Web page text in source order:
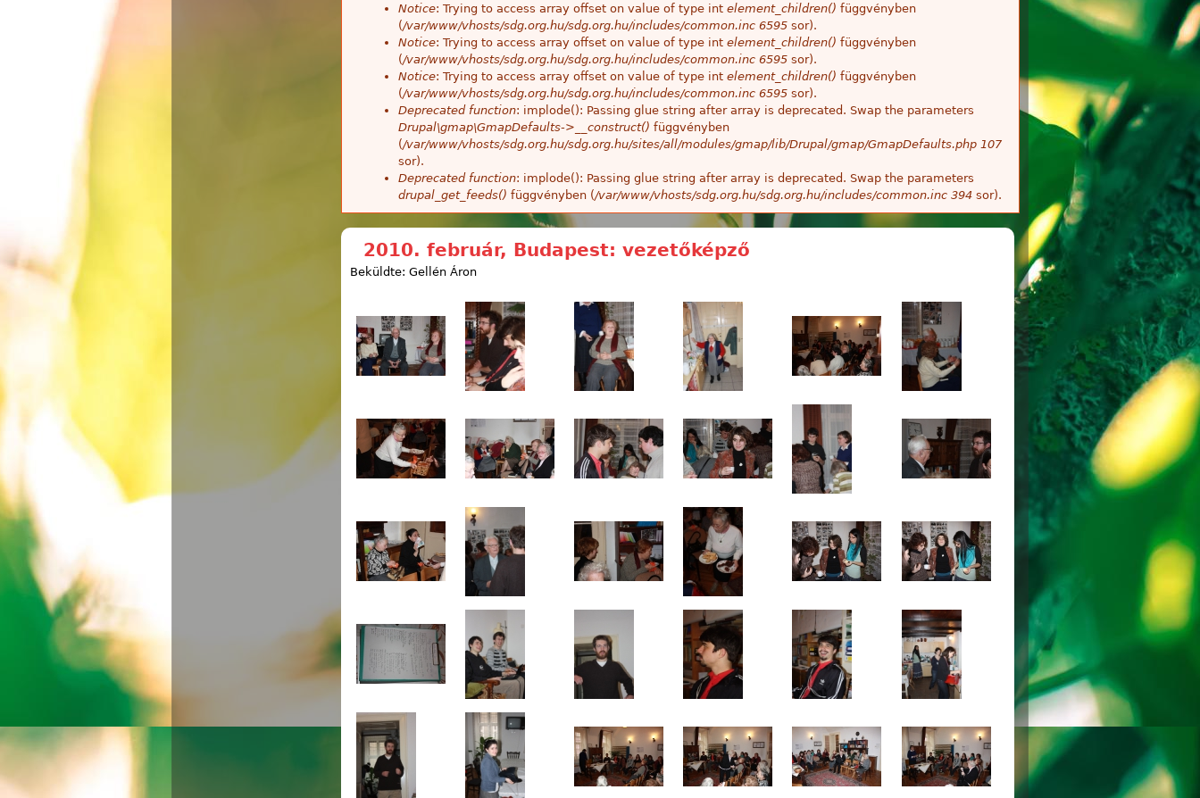
Notice: Trying to access array offset on value of type int element_children() függvényben
(/var/www/vhosts/sdg.org.hu/sdg.org.hu/includes/common.inc 6595 sor).
Notice: Trying to access array offset on value of type int element_children() függvényben
(/var/www/vhosts/sdg.org.hu/sdg.org.hu/includes/common.inc 6595 sor).
Notice: Trying to access array offset on value of type int element_children() függvényben
(/var/www/vhosts/sdg.org.hu/sdg.org.hu/includes/common.inc 6595 sor).
Deprecated function: implode(): Passing glue string after array is deprecated. Swap the parameters
Drupal\gmap\GmapDefaults->__construct() függvényben
(/var/www/vhosts/sdg.org.hu/sdg.org.hu/sites/all/modules/gmap/lib/Drupal/gmap/GmapDefaults.php 107
sor).
Deprecated function: implode(): Passing glue string after array is deprecated. Swap the parameters
drupal_get_feeds() függvényben (/var/www/vhosts/sdg.org.hu/sdg.org.hu/includes/common.inc 394 sor).
2010. február, Budapest: vezetőképző
Beküldte: Gellén Áron